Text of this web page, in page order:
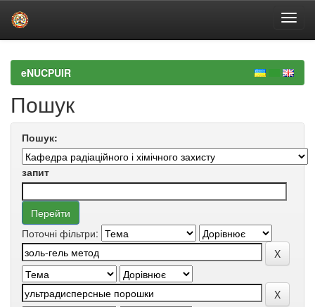
navigationeNUCPUIR
Пошук
Пошук:
запит
Поточні фільтри: